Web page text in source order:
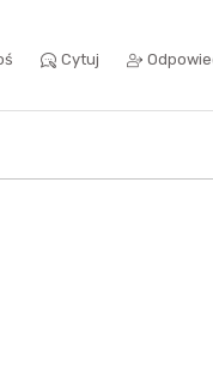
Cytuj